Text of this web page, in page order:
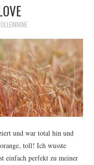
und war total hin und
toll! Ich wusste
einfach perfekt zu meiner